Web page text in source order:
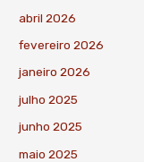
abril 2026
fevereiro 2026
janeiro 2026
julho 2025
junho 2025
maio 2025